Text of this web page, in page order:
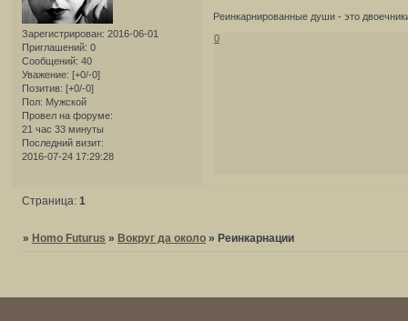
Зарегистрирован: 2016-06-01
Приглашений: 0
Сообщений: 40
Уважение: [+0/-0]
Позитив: [+0/-0]
Пол: Мужской
Провел на форуме:
21 час 33 минуты
Последний визит:
2016-07-24 17:29:28
Реинкарнированные души - это
0
Страница: 1
» Homo Futurus » Вокруг да около » Реинкарнации